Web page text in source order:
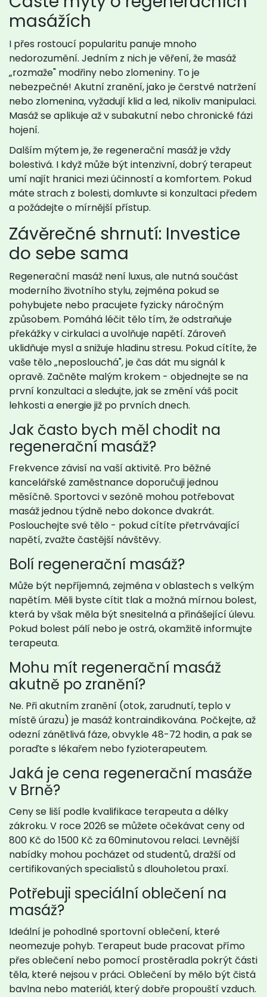
masážích
I přes rostoucí popularitu panuje mnoho
nedorozumění. Jedním z nich je věření, že masáž
„rozmaže" modřiny nebo zlomeniny. To je
nebezpečné! Akutní zranění, jako je čerstvé natržení
nebo zlomenina, vyžadují klid a led, nikoliv manipulaci.
Masáž se aplikuje až v subakutní nebo chronické fázi
hojení.
Dalším mýtem je, že regenerační masáž je vždy
bolestivá. I když může být intenzivní, dobrý terapeut
umí najít hranici mezi účinností a komfortem. Pokud
máte strach z bolesti, domluvte si konzultaci předem
a požádejte o mírnější přístup.
Závěrečné shrnutí: Investice
do sebe sama
Regenerační masáž není luxus, ale nutná součást
moderního životního stylu, zejména pokud se
pohybujete nebo pracujete fyzicky náročným
způsobem. Pomáhá léčit tělo tím, že odstraňuje
překážky v cirkulaci a uvolňuje napětí. Zároveň
uklidňuje mysl a snižuje hladinu stresu. Pokud cítíte, že
vaše tělo „neposlouchá", je čas dát mu signál k
opravě. Začněte malým krokem - objednejte se na
první konzultaci a sledujte, jak se změní váš pocit
lehkosti a energie již po prvních dnech.
Jak často bych měl chodit na
regenerační masáž?
Frekvence závisí na vaší aktivitě. Pro běžné
kancelářské zaměstnance doporučuji jednou
měsíčně. Sportovci v sezóně mohou potřebovat
masáž jednou týdně nebo dokonce dvakrát.
Poslouchejte své tělo - pokud cítíte přetrvávající
napětí, zvažte častější návštěvy.
Bolí regenerační masáž?
Může být nepříjemná, zejména v oblastech s velkým
napětím. Měli byste cítit tlak a možná mírnou bolest,
která by však měla být snesitelná a přinášející úlevu.
Pokud bolest pálí nebo je ostrá, okamžitě informujte
terapeuta.
Mohu mít regenerační masáž
akutně po zranění?
Ne. Při akutním zranění (otok, zarudnutí, teplo v
místě úrazu) je masáž kontraindikována. Počkejte, až
odezní zánětlivá fáze, obvykle 48-72 hodin, a pak se
poraďte s lékařem nebo fyzioterapeutem.
Jaká je cena regenerační masáže
v Brně?
Ceny se liší podle kvalifikace terapeuta a délky
zákroku. V roce 2026 se můžete očekávat ceny od
800 Kč do 1500 Kč za 60minutovou relaci. Levnější
nabídky mohou pocházet od studentů, dražší od
certifikovaných specialistů s dlouholetou praxí.
Potřebuji speciální oblečení na
masáž?
Ideální je pohodlné sportovní oblečení, které
neomezuje pohyb. Terapeut bude pracovat přímo
přes oblečení nebo pomocí prostěradla pokrýt části
těla, které nejsou v práci. Oblečení by mělo být čistá
bavlna nebo materiál, který dobře propouští vzduch.